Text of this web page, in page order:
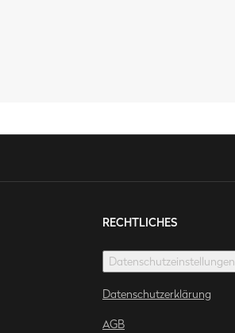
RECHTLICHES
Datenschutzeinstellungen
Datenschutzerklärung
AGB